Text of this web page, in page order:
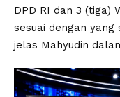
DPD RI dan 3 (tiga)
sesuai dengan yang
jelas Mahyudin